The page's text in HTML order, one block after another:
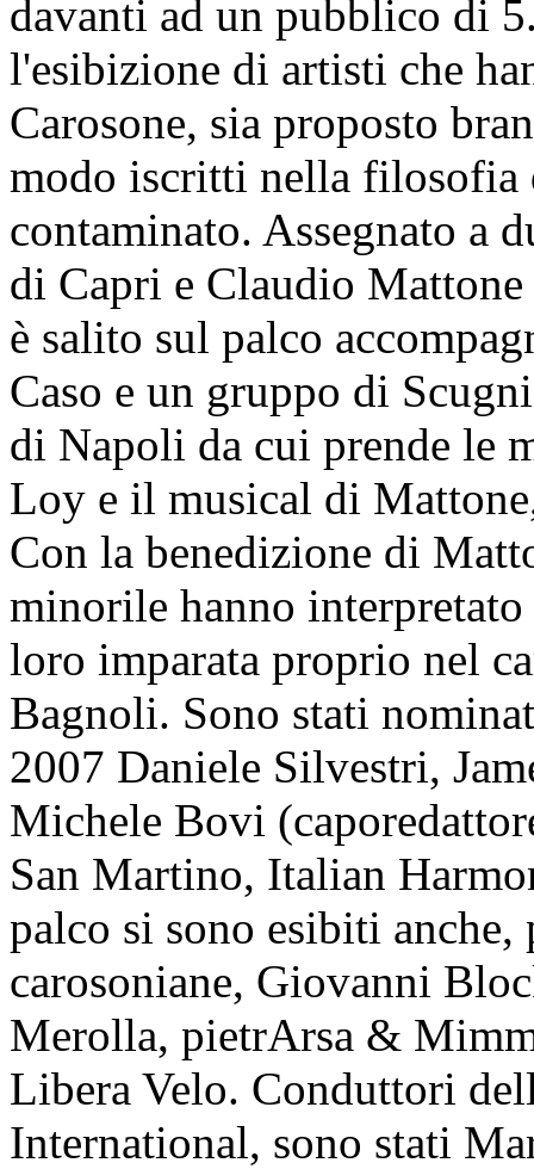
davanti ad un pubblico di
l'esibizione di artisti che
Carosone, sia proposto
modo iscritti nella filosofia
contaminato. Assegnato a
di Capri e Claudio
è salito sul palco
Caso e un gruppo di
di Napoli da cui prende le
Loy e il musical di
Con la benedizione di
minorile hanno
loro imparata proprio nel
Bagnoli. Sono stati
2007 Daniele Silvestri,
Michele Bovi
San Martino, Italian
palco si sono esibiti
carosoniane, Giovanni
Merolla, pietrArsa &
Libera Velo. Conduttori
International, sono stati